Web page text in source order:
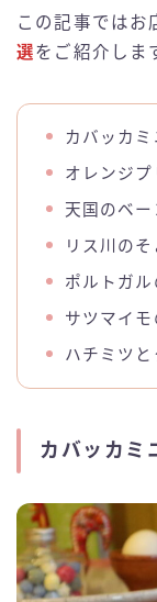
この記事ではお
選をご紹介しま
カバッカミ
オレンジプ
天国のベー
リス川のそ
ポルトガ
サツマイモ
ハチミツ
カバッカミ